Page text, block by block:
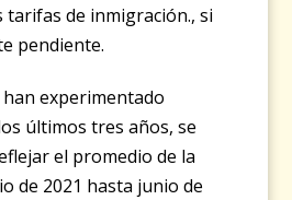
tarifas de inmigración., si
pendiente.
experimentado
últimos tres años, se
el promedio de la
de 2021 hasta junio de